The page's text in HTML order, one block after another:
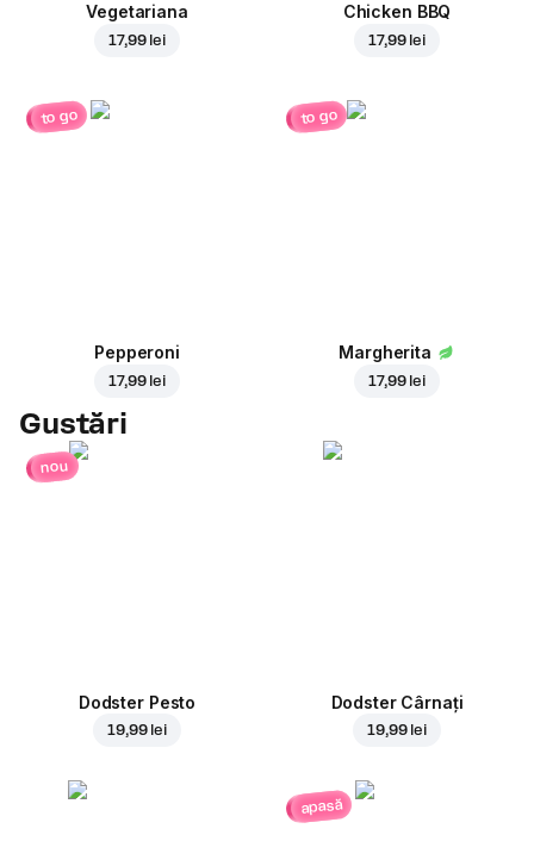
Vegetariana
17,99 lei
Chicken BBQ
17,99 lei
to go
Pepperoni
17,99 lei
to go
Margherita
17,99 lei
Gustări
nou
Dodster Pesto
19,99 lei
Dodster Cârnați
19,99 lei
apasă